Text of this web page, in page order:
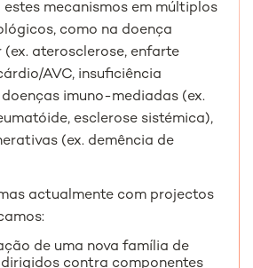
mecanismos em múltiplos
como na doença
aterosclerose, enfarte
AVC, insuficiência
imuno-mediadas (ex.
esclerose sistémica),
(ex. demência de
actualmente com projectos
de uma nova família de
contra componentes